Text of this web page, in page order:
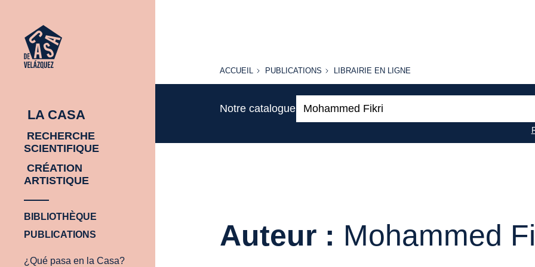
LA CASA
RECHERCHE
SCIENTIFIQUE
CRÉATION
ARTISTIQUE
BIBLIOTHÈQUE
PUBLICATIONS
¿Qué pasa en la Casa?
ACCUEIL
ACCUEIL PUBLICATIONS
PUBLICATIONS
LIBRAIRIE
LIBRAIRIE EN LIGNE
Notre catalogue:
Auteur : Mohammed